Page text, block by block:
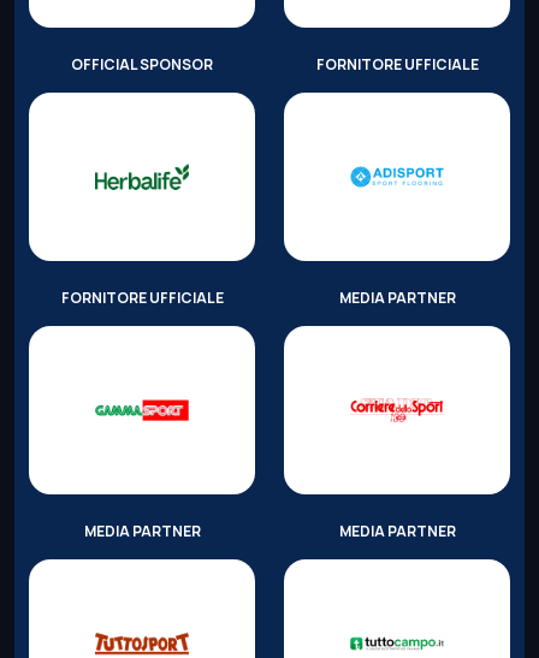
OFFICIAL SPONSOR FORNITORE UFFICIALE
FORNITORE UFFICIALE MEDIA PARTNER
MEDIA PARTNER MEDIA PARTNER